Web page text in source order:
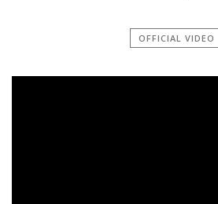
OFFICIAL VIDEO